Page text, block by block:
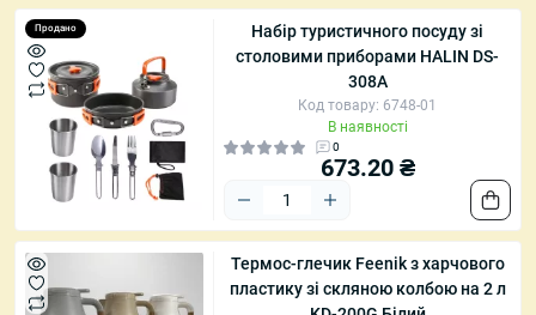
Продано
Набір туристичного посуду зі
столовими приборами HALIN DS-
308A
Код товару: 6748-01
В наявності
0
673.20 ₴
Термос-глечик Feenik з харчового
пластику зі скляною колбою на 2 л